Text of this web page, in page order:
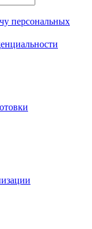
персональных